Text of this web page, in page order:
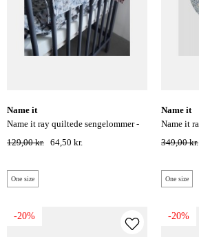
name it
name it ray quiltede sengelommer -
quarry
129,00 kr. 64,50 kr.
One size
name it
name it ray quiltet baby tæppe -
quarry
349,00 kr.
One size
-20% -20%